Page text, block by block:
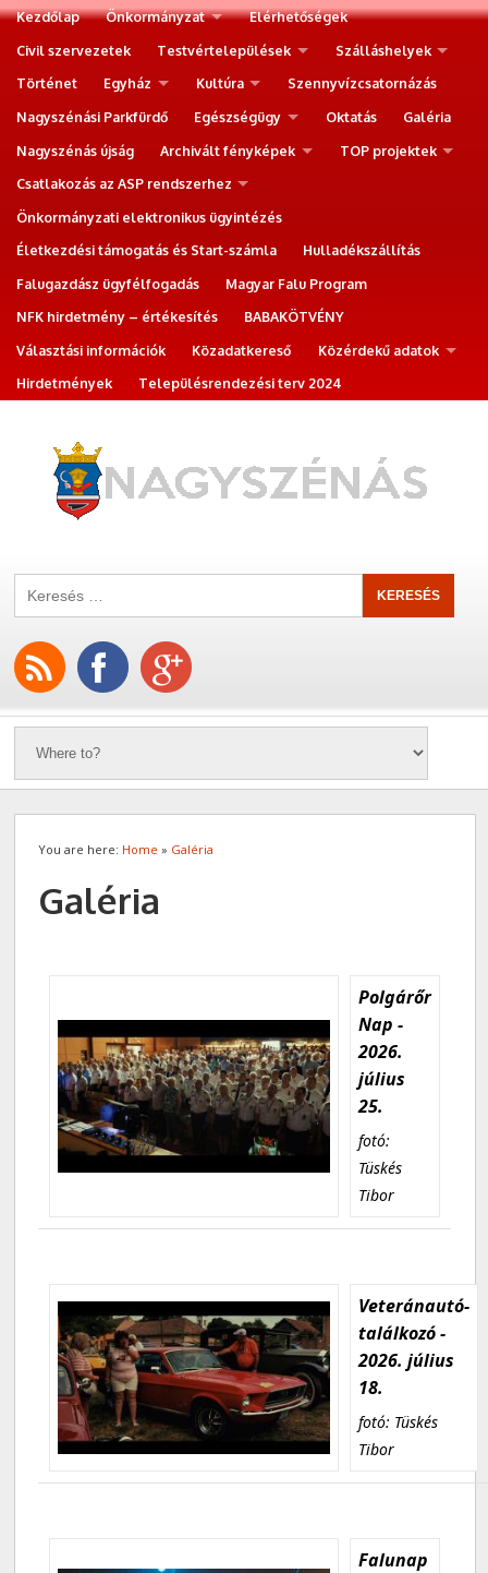
Kezdőlap Önkormányzat
Elérhetőségek
Civil szervezetek
Testvértelepülések
Szálláshelyek
Történet
Egyház Kultúra
Szennyvízcsatornázás
Nagyszénási Parkfürdő
Egészségügy Oktatás
Galéria
Nagyszénás újság
Archivált fényképek
TOP projektek
Csatlakozás az ASP rendszerhez
Önkormányzati elektronikus ügyintézés
Életkezdési támogatás és Start-számla
Hulladékszállítás
Falugazdász ügyfélfogadás
Magyar Falu Program
NFK hirdetmény – értékesítés
BABAKÖTVÉNY
Választási információk
Közadatkereső
Közérdekű adatok
Hirdetmények
Településrendezési terv 2024
You are here: Home » Galéria
Galéria
Polgárőr
Nap -
2026.
július
25.
fotó:
Tüskés
Tibor
Veteránautó-
találkozó -
2026. július
18.
fotó: Tüskés
Tibor
Falunap